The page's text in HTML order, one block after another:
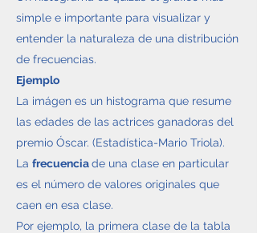
simple e importante para visualizar y
entender la naturaleza de una distribución
de frecuencias.
Ejemplo
La imágen es un histograma que resume
las edades de las actrices ganadoras del
premio Óscar. (Estadística-Mario Triola).
La frecuenciade una clase en particular
es el número de valores originales que
caen en esa clase.
Por ejemplo, la primera clase de la tabla